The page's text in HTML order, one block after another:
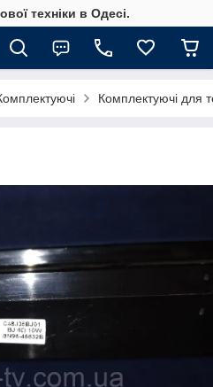
техніки в Одесі.
Комплектуючі для